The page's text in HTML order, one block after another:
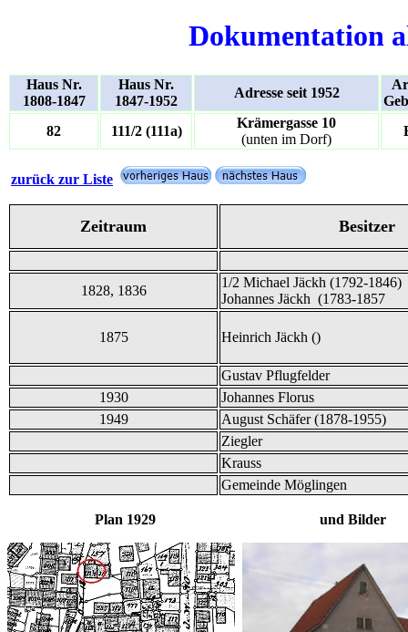
Dokumentation
Haus Nr.
1808-1847
Haus Nr.
1847-1952
Adresse seit 1952
82
111/2 (111a)
Krämergasse 10
(unten im Dorf)
zurück zur Liste
Zeitraum Besitzer
1828, 1836
1/2 Michael Jäckh (1792-1846)
Johannes Jäckh (1783-1857
1875 Heinrich Jäckh ()
Gustav Pflugfelder
1930
Johannes Florus
1949
August Schäfer (1878-1955)
Ziegler
Krauss
Gemeinde Möglingen
Plan 1929 und Bilder